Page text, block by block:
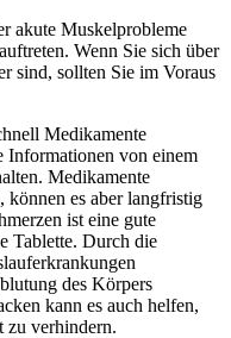
akute Muskelprobleme
Wenn Sie sich über
sind, sollten Sie im Voraus
Medikamente
Informationen von einem
Medikamente
können es aber langfristig
ist eine gute
Tablette. Durch die
des Körpers
kann es auch helfen,
zu verhindern.